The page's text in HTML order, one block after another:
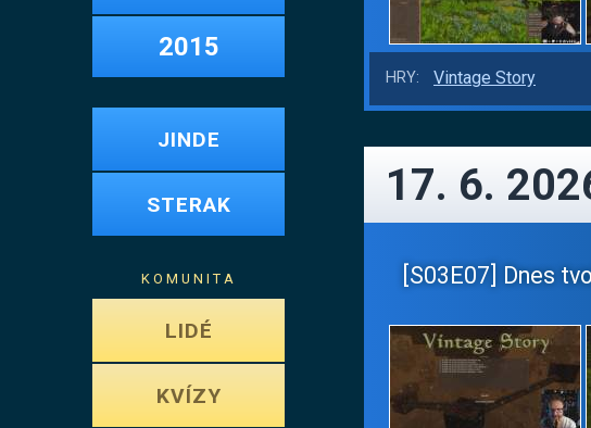
2015
JINDE
STERAK
KOMUNITA
LIDÉ
KVÍZY
HRY: Vintage Story
17. 6.
[S03E07] Dnes